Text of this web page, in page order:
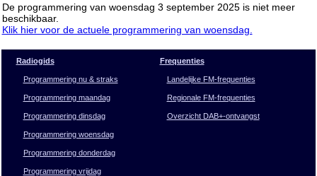
De programmering van woensdag 3 september 2025 is niet meer
beschikbaar.
Klik hier voor de actuele programmering van woensdag.
Radiogids
Programmering nu & straks
Programmering maandag
Programmering dinsdag
Programmering woensdag
Programmering donderdag
Programmering vrijdag
Frequenties
Landelijke FM-frequenties
Regionale FM-frequenties
Overzicht DAB+-ontvangst